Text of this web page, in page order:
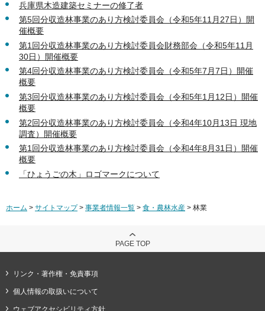
兵庫県木造建築セミナーの修了者
第5回分収造林事業のあり方検討委員会（令和5年11月27日）開
催概要
第1回分収造林事業のあり方検討委員会財務部会（令和5年11月
30日）開催概要
第4回分収造林事業のあり方検討委員会（令和5年7月7日）開催
概要
第3回分収造林事業のあり方検討委員会（令和5年1月12日）開催
概要
第2回分収造林事業のあり方検討委員会（令和4年10月13日 現地
調査）開催概要
第1回分収造林事業のあり方検討委員会（令和4年8月31日）開催
概要
「ひょうごの木」ロゴマークについて
ホーム > サイトマップ> 事業者情報一覧 > 食・農林水産 > 林業
PAGE TOP
リンク・著作権・免責事項
個人情報の取扱いについて
ウェブアクセシビリティ方針